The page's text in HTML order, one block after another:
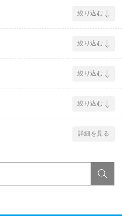
絞り込む
絞り込む
絞り込む
絞り込む
詳細を見る